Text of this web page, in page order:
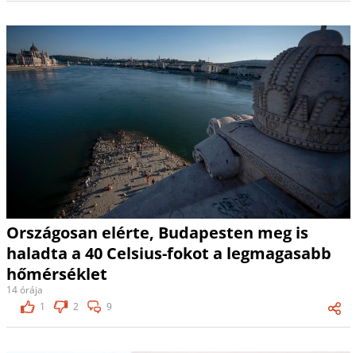
Országosan elérte, Budapesten meg is
haladta a 40 Celsius-fokot a legmagasabb
hőmérséklet
14 órája
1
2 9